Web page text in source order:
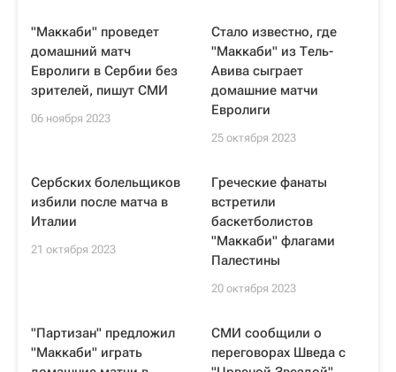
"Маккаби" проведет
домашний матч
Евролиги в Сербии без
зрителей, пишут СМИ
06 ноября 2023
Стало известно, где
"Маккаби" из Тель-
Авива сыграет
домашние матчи
Евролиги
25 октября 2023
Сербских болельщиков
избили после матча в
Италии
21 октября 2023
Греческие фанаты
встретили
баскетболистов
"Маккаби" флагами
Палестины
20 октября 2023
"Партизан" предложил
"Маккаби" играть
СМИ сообщили о
переговорах Шведа с